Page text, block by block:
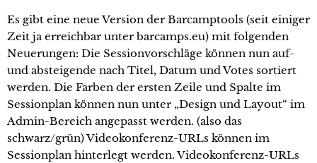
Es gibt eine neue Version der Barcamptools (seit einiger
Zeit ja erreichbar unter barcamps.eu) mit folgenden
Neuerungen: Die Sessionvorschläge können nun auf-
und absteigende nach Titel, Datum und Votes sortiert
werden. Die Farben der ersten Zeile und Spalte im
Sessionplan können nun unter „Design und Layout“ im
Admin-Bereich angepasst werden. (also das
schwarz/grün) Videokonferenz-URLs können im
Sessionplan hinterlegt werden. Videokonferenz-URLs